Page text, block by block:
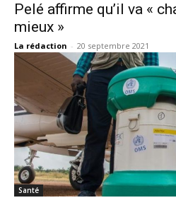
Pelé affirme qu’il va «
mieux »
La rédaction - 20 septembre 2021
Santé